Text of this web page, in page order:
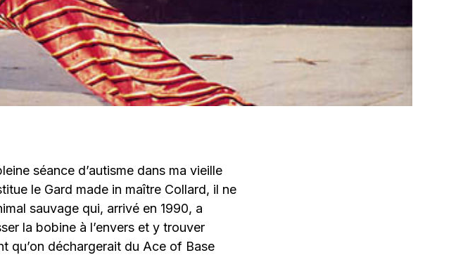
séance d’autisme dans ma vieille
le Gard made in maître Collard, il ne
sauvage qui, arrivé en 1990, a
la bobine à l’envers et y trouver
qu’on déchargerait du Ace of Base